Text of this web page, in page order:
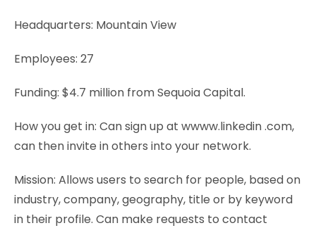
Headquarters: Mountain View
Employees: 27
Funding: $4.7 million from Sequoia Capital.
How you get in: Can sign up at wwww.linkedin .com,
can then invite in others into your network.
Mission: Allows users to search for people, based on
industry, company, geography, title or by keyword
in their profile. Can make requests to contact